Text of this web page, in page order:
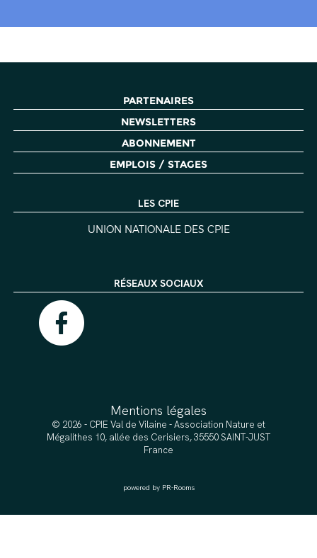
PARTENAIRES
NEWSLETTERS
ABONNEMENT
EMPLOIS / STAGES
LES CPIE
UNION NATIONALE DES CPIE
RÉSEAUX SOCIAUX
Mentions légales
© 2026 - CPIE Val de Vilaine - Association Nature et
Mégalithes 10, allée des Cerisiers, 35550 SAINT-JUST
France
powered by PR-Rooms